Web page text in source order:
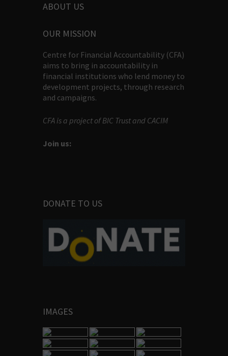
ABOUT US
OUR MISSION
Centre for Financial Accountability (CFA)
aims to bring in accountability in
financial institutions who lend money to
development projects, through research
and campaigns.
CFA is a project of BIC Trust and CACIM
Join us:
DONATE TO US
IMAGES